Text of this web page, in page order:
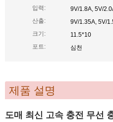
입력:
9V/1.8A, 5V/
산출:
9V/1.35A, 5V/
크기:
11.5*10
포트:
심천
제품 설명
도매 최신 고속 충전 무선